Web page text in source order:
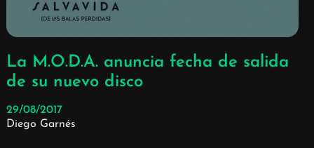
La M.O.D.A. anuncia fecha de salida
de su nuevo disco
29/08/2017
Diego Garnés